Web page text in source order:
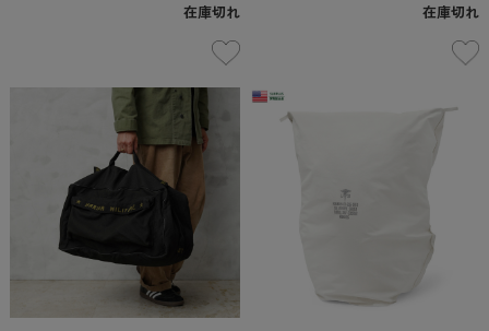
在庫切れ 在庫切れ